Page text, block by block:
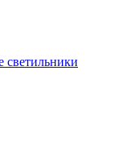
светильники